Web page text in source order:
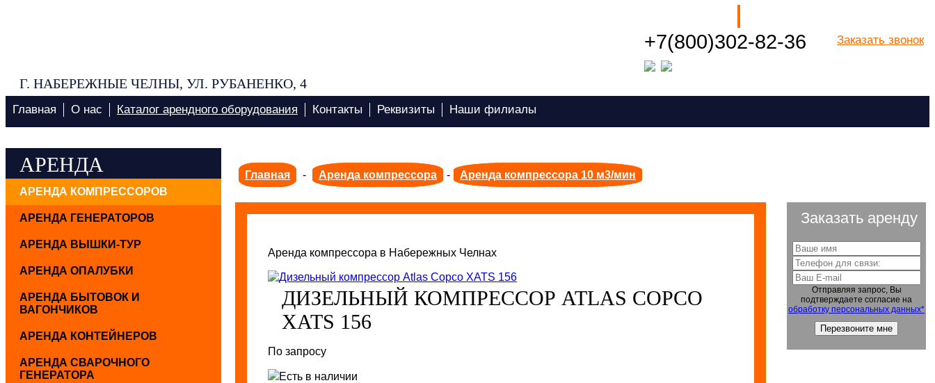
Г. НАБЕРЕЖНЫЕ ЧЕЛНЫ, УЛ. РУБАНЕНКО, 4
+7(800)302-82-36 Заказать звонок
Посмотреть все города РФ
Главная О нас Каталог арендного оборудования Контакты Реквизиты Наши филиалы
Главная - Аренда компрессора - Аренда компрессора 10 м3/мин
Аренда компрессора в Набережных Челнах
ДИЗЕЛЬНЫЙ КОМПРЕССОР ATLAS COPCO
XATS 156
По запросу
Есть в наличии
Заказать аренду
Отправляя запрос, Вы
подтверждаете согласие на
обработку персональных данных*
АРЕНДА
АРЕНДА КОМПРЕССОРОВ
АРЕНДА ГЕНЕРАТОРОВ
АРЕНДА ВЫШКИ-ТУР
АРЕНДА ОПАЛУБКИ
АРЕНДА БЫТОВОК И
ВАГОНЧИКОВ
АРЕНДА КОНТЕЙНЕРОВ
АРЕНДА СВАРОЧНОГО
ГЕНЕРАТОРА